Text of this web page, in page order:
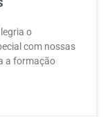
o
com nossas
a formação